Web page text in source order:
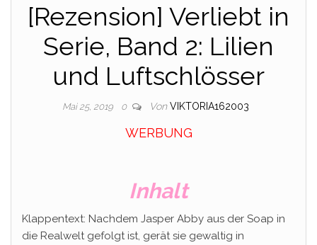
[Rezension] Verliebt in
Serie, Band 2: Lilien
und Luftschlösser
Mai 25, 2019 0 Von VIKTORIA162003
WERBUNG
Inhalt
Klappentext: Nachdem Jasper Abby aus der Soap in
die Realwelt gefolgt ist, gerät sie gewaltig in